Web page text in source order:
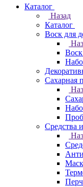
Каталог
Назад
Каталог
Воск для
Сахарная
Средства